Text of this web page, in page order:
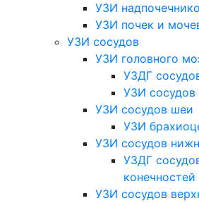
УЗИ
УЗИ почек и
УЗИ сосудов
УЗИ головного
УЗДГ
УЗИ
УЗИ сосудов шеи
УЗИ
УЗИ сосудов
УЗДГ
конечностей
УЗИ сосудов